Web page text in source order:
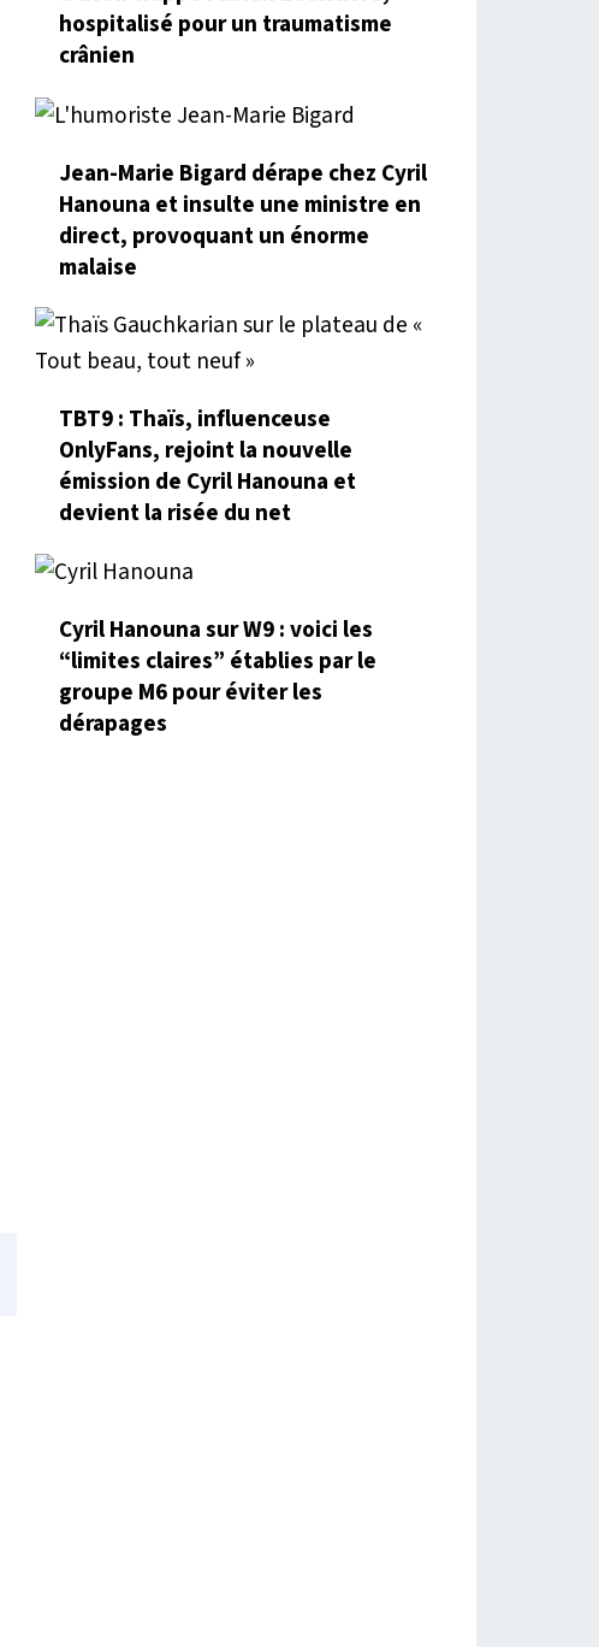
hospitalisé pour un traumatisme
crânien
Jean-Marie Bigard dérape chez Cyril
Hanouna et insulte une ministre en
direct, provoquant un énorme
malaise
TBT9 : Thaïs, influenceuse
OnlyFans, rejoint la nouvelle
émission de Cyril Hanouna et
devient la risée du net
Cyril Hanouna sur W9 : voici les
“limites claires” établies par le
groupe M6 pour éviter les
dérapages